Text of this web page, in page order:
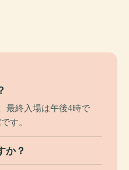
最終入場は午後4時で
す。
か？